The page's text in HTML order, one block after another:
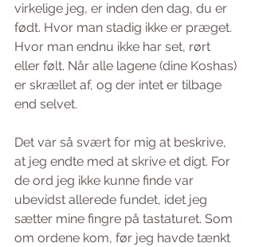
virkelige jeg, er inden den dag, du er
født. Hvor man stadig ikke er præget.
Hvor man endnu ikke har set, rørt
eller følt. Når alle lagene (dine Koshas)
er skrællet af, og der intet er tilbage
end selvet.
Det var så svært for mig at beskrive,
at jeg endte med at skrive et digt. For
de ord jeg ikke kunne finde var
ubevidst allerede fundet, idet jeg
sætter mine fingre på tastaturet. Som
om ordene kom, før jeg havde tænkt